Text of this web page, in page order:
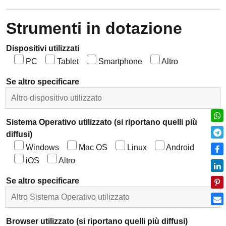
Strumenti in dotazione
Dispositivi utilizzati
PC
Tablet Smartphone Altro
Se altro specificare
Sistema Operativo utilizzato (si riportano quelli più
diffusi)
Windows
Mac OS Linux
Android
iOS
Altro
Se altro specificare
Browser utilizzato (si riportano quelli più diffusi)